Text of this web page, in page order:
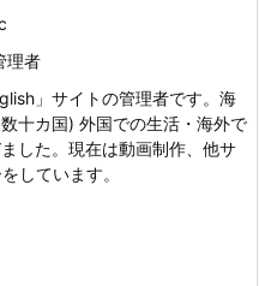
理者
」サイトの管理者です。海
十カ国) 外国での生活・海外で
した。現在は動画制作、他サ
しています。